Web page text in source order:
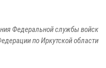
Федеральной службы войск
по Иркутской области